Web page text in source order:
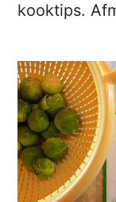
kooktips.